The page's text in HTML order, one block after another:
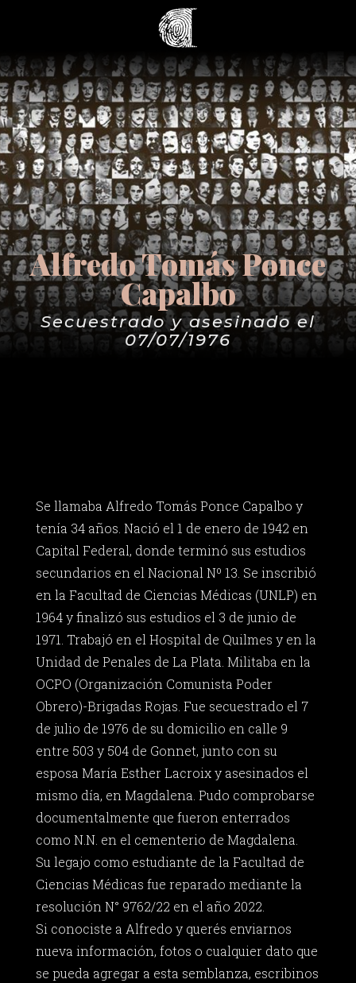
Alfredo Tomás Ponce
Capalbo
Secuestrado y asesinado el
07/07/1976
Se llamaba Alfredo Tomás Ponce Capalbo y
tenía 34 años. Nació el 1 de enero de 1942 en
Capital Federal, donde terminó sus estudios
secundarios en el Nacional Nº 13. Se inscribió
en la Facultad de Ciencias Médicas (UNLP) en
1964 y finalizó sus estudios el 3 de junio de
1971. Trabajó en el Hospital de Quilmes y en la
Unidad de Penales de La Plata. Militaba en la
OCPO (Organización Comunista Poder
Obrero)-Brigadas Rojas. Fue secuestrado el 7
de julio de 1976 de su domicilio en calle 9
entre 503 y 504 de Gonnet, junto con su
esposa María Esther Lacroix y asesinados el
mismo día, en Magdalena. Pudo comprobarse
documentalmente que fueron enterrados
como N.N. en el cementerio de Magdalena.
Su legajo como estudiante de la Facultad de
Ciencias Médicas fue reparado mediante la
resolución N° 9762/22 en el año 2022.
Si conociste a Alfredo y querés enviarnos
nueva información, fotos o cualquier dato que
se pueda agregar a esta semblanza, escribinos